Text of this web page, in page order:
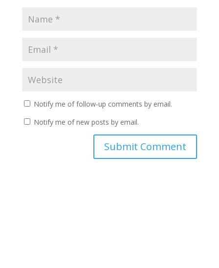
Notify me of follow-up comments by email.
Notify me of new posts by email.